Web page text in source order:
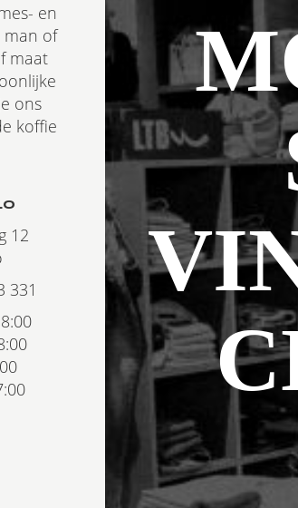
en
man of
maat
ons
koffie
12
331